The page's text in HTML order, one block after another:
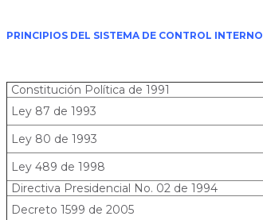
PRINCIPIOS DEL SISTEMA DE CONTROL INTERNO
Constitución Política de 1991
Ley 87 de 1993
Ley 80 de 1993
Ley 489 de 1998
Directiva Presidencial No. 02 de 1994
Decreto 1599 de 2005